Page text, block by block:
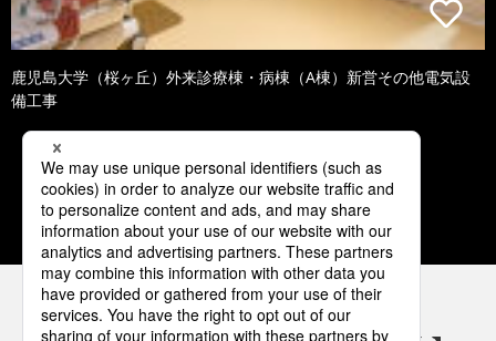
鹿児島大学（桜ヶ丘）外来診療棟・病棟（A棟）新営その他電気設
備工事
1 2 3 4 5
パナソニックの電気設備 SNSアカウント